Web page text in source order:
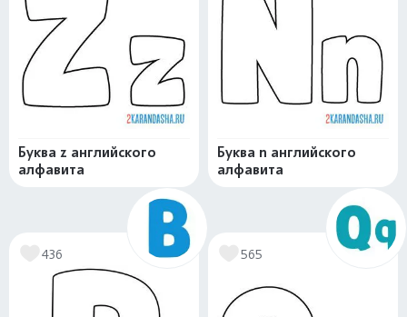
Буква z английского
алфавита
Буква n английского
алфавита
436 565